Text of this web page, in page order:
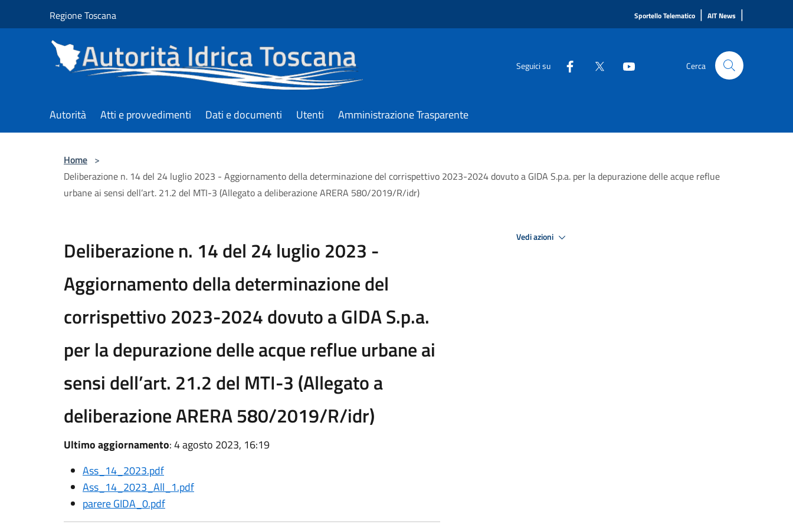
Regione Toscana Sportello Telematico | AIT News |
Seguici su Cerca
Autorità Atti e provvedimenti Dati e documenti Utenti Amministrazione Trasparente
Home >
Deliberazione n. 14 del 24 luglio 2023 - Aggiornamento della determinazione del corrispettivo 2023-2024 dovuto a GIDA S.p.a. per la depurazione delle acque reflue
urbane ai sensi dell’art. 21.2 del MTI-3 (Allegato a deliberazione ARERA 580/2019/R/idr)
Deliberazione n. 14 del 24 luglio 2023 -
Aggiornamento della determinazione del
corrispettivo 2023-2024 dovuto a GIDA S.p.a.
per la depurazione delle acque reflue urbane ai
sensi dell’art. 21.2 del MTI-3 (Allegato a
deliberazione ARERA 580/2019/R/idr)
Ultimo aggiornamento: 4 agosto 2023, 16:19
Ass_14_2023.pdf
Ass_14_2023_All_1.pdf
parere GIDA_0.pdf
Vedi azioni